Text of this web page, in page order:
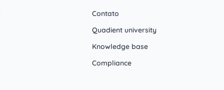
Contato
Quadient university
Knowledge base
Compliance